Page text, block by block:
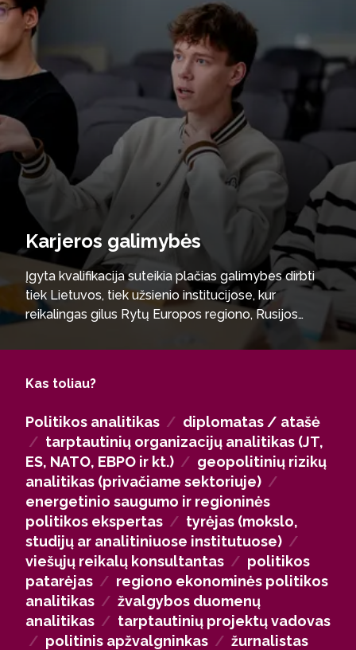
Karjeros galimybės
Įgyta kvalifikacija suteikia plačias galimybes dirbti
tiek Lietuvos, tiek užsienio institucijose, kur
reikalingas gilus Rytų Europos regiono, Rusijos
išmanymas. Absolventai gali dirbti prie politikos
sprendimų pagrindimo. Programoje įgytos žinios
tarnyboje, atstovaujant valstybės interesams
ambasadose, konsulatuose ar tarptautinėse
misijose. Be to, absolventai gali tapti analitikais ir
ekspertais tarptautinėse organizacijose,
akademinėse, tyrimų ar studijų institucijose, kur
reikalingos kompetencijos vertinti regiono politinę
dinamiką, konfliktus, energetinį saugumą ar
informacines grėsmes.
Kas toliau?
Politikos analitikas / diplomatas / atašė
/ tarptautinių organizacijų analitikas (JT,
ES, NATO, EBPO ir kt.) / geopolitinių rizikų
analitikas (privačiame sektoriuje) /
energetinio saugumo ir regioninės
politikos ekspertas / tyrėjas (mokslo,
studijų ar analitiniuose institutuose) /
viešųjų reikalų konsultantas / politikos
patarėjas / regiono ekonominės politikos
analitikas / žvalgybos duomenų
analitikas / tarptautinių projektų vadovas
/ politinis apžvalgninkas / žurnalistas